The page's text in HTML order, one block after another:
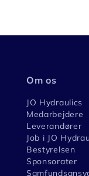
Om os
JO Hydraulics
Medarbejdere
Leverandører
Job i JO
Bestyrelsen
Sponsorater